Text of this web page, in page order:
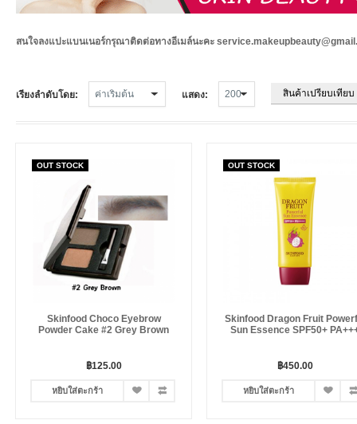
สนใจลงแปะแบนเนอร์กรุณาติดต่อทางอีเมล์นะคะ
เรียงลำดับโดย: แสดง: สินค้าเปรียบเทียบ
OUT STOCK
Skinfood Choco Eyebrow
Powder Cake #2 Grey Brown
฿125.00
หยิบใส่ตะกร้า
OUT STOCK
Skinfood Dragon Fruit
Sun Essence SPF50+
฿450.00
หยิบใส่ตะกร้า